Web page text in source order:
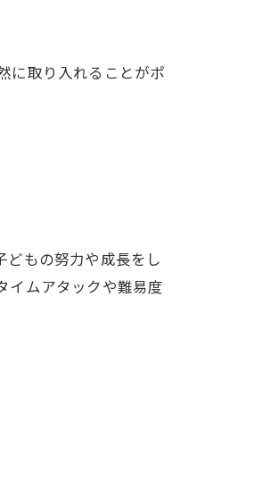
に取り入れることがポ
どもの努力や成長をし
イムアタックや難易度